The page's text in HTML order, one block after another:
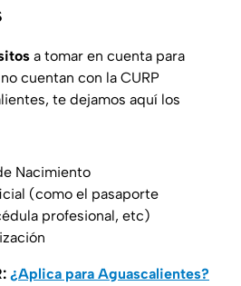
a tomar en cuenta para
cuentan con la CURP
te dejamos aquí los
Nacimiento
(como el pasaporte
profesional, etc)
¿Aplica para Aguascalientes?